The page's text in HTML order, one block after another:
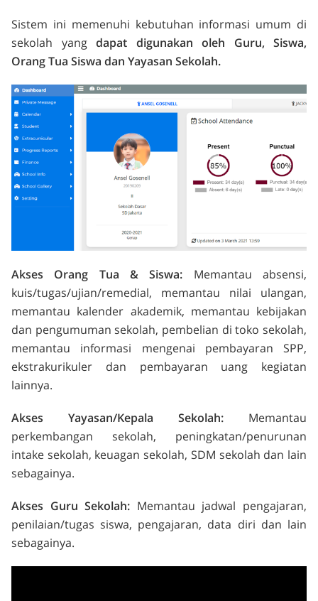
Sistem ini memenuhi kebutuhan informasi umum di
sekolah yang dapat digunakan oleh Guru, Siswa,
OrangTua Siswa dan Yayasan Sekolah.
Akses Orang Tua & Siswa: Memantau absensi,
kuis/tugas/ujian/remedial, memantau nilai ulangan,
memantau kalender akademik, memantau kebijakan
dan pengumuman sekolah, pembelian di toko sekolah,
memantau informasi mengenai pembayaran SPP,
ekstrakurikuler dan pembayaran uang kegiatan
lainnya.
Akses Yayasan/Kepala Sekolah: Memantau
perkembangan sekolah, peningkatan/penurunan
intake sekolah, keuagan sekolah, SDM sekolah dan lain
sebagainya.
Akses Guru Sekolah: Memantau jadwal pengajaran,
penilaian/tugas siswa, pengajaran, data diri dan lain
sebagainya.